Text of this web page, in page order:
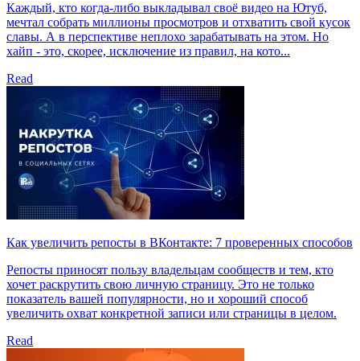
Каждый, кто когда-либо выкладывал своё видео на Ютуб,
мечтал собрать миллионы просмотров и отхватить свой кусок
славы. А в перспективе неплохо зарабатывать на этом. Но
хайп - это, скорее, исключение из правил, на кото...
Read
Как увеличить репосты в ВКонтакте: 7 проверенных способов
Репосты приносят пользу владельцам сообществ и тем, кто
хочет раскрутить свою личную страницу. Это не только
показатель вашей популярности, но и хороший способ
увеличить охват конкретной записи или страницы в целом.
Read